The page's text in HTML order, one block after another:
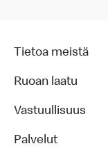
Tietoa meistä
Ruoan laatu
Vastuullisuus
Palvelut